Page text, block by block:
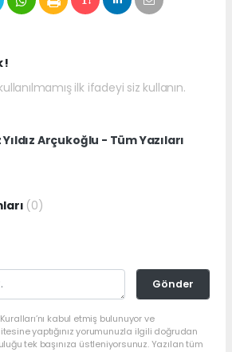
!
ilk ifadeyi siz kullanın.
Yıldız Arçukoğlu - Tüm Yazıları
(0)
Gönder
kabul etmiş bulunuyor ve
yaptığınız yorumunuzla ilgili doğrudan
tek başınıza üstleniyorsunuz. Yazılan tüm